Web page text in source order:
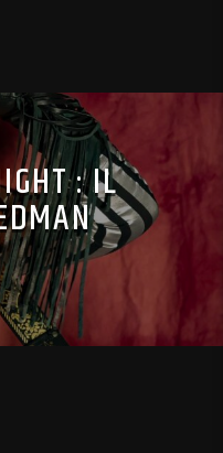
: IL